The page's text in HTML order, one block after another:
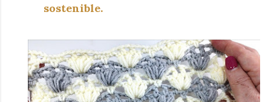
sostenible.